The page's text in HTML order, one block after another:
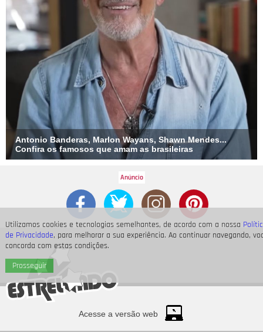
Utilizamos cookies e tecnologias semelhantes, de acordo com a nossa
de Privacidade, para melhorar a sua experiência. Ao continuar navegando,
concorda com estas condições.
Prosseguir
Antonio Banderas, Marlon Wayans, Shawn Mendes...
Confira os famosos que amam as brasileiras
Acesse a versão web